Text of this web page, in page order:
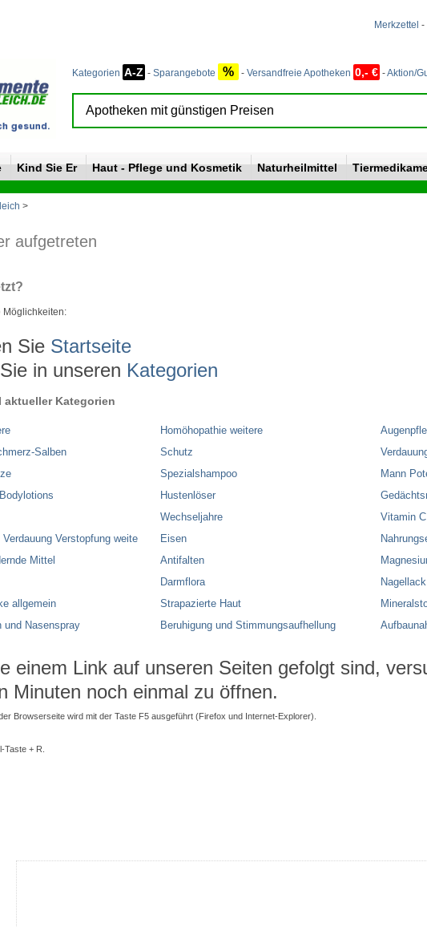
Merkzettel -
Kategorien A-Z - Sparangebote % - Versandfreie Apotheken 0,- € -Aktion/
Kind Sie Er Haut - Pflege und Kosmetik Naturheilmittel
>
aufgetreten
Möglichkeiten:
Sie Startseite
in unseren Kategorien
aktueller Kategorien
Salben
Verstopfung weite
Mittel
allgemein
und Nasenspray
Homöhopathie weitere
Schutz
Spezialshampoo
Hustenlöser
Wechseljahre
Eisen
Antifalten
Darmflora
Strapazierte Haut
Beruhigung und Stimmungsaufhellung
Mann
Vitamin C
Nagellack
einem Link auf unseren Seiten gefolgt sind,
Minuten noch einmal zu öffnen.
Browserseite wird mit der Taste F5 ausgeführt (Firefox und Internet-Explorer).
Taste + R.